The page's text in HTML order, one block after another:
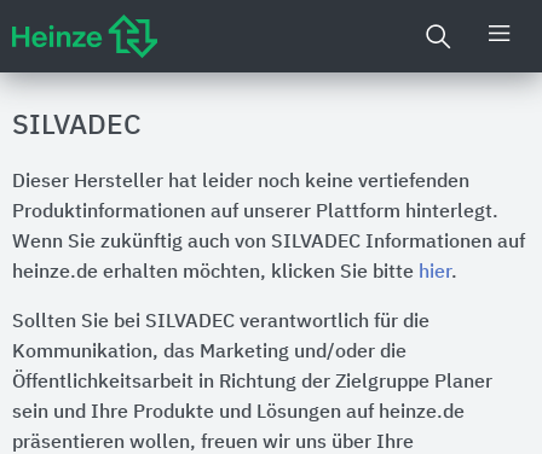
SILVADEC
Dieser Hersteller hat leider noch keine vertiefenden
Produktinformationen auf unserer Plattform hinterlegt.
Wenn Sie zukünftig auch von SILVADEC Informationen auf
heinze.de erhalten möchten, klicken Sie bitte hier.
Sollten Sie bei SILVADEC verantwortlich für die
Kommunikation, das Marketing und/oder die
Öffentlichkeitsarbeit in Richtung der Zielgruppe Planer
sein und Ihre Produkte und Lösungen auf heinze.de
präsentieren wollen, freuen wir uns über Ihre